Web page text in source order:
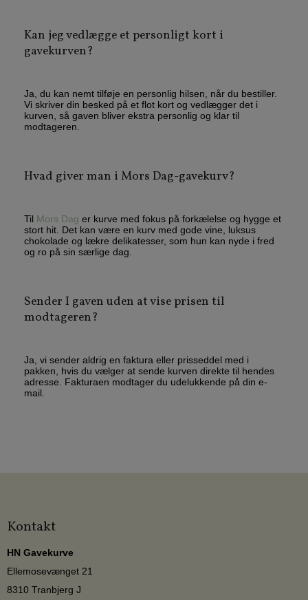
Kan jeg vedlægge et personligt kort i
gavekurven?
Ja, du kan nemt tilføje en personlig hilsen, når du bestiller.
Vi skriver din besked på et flot kort og vedlægger det i
kurven, så gaven bliver ekstra personlig og klar til
modtageren.
Hvad giver man i Mors Dag-gavekurv?
Til Mors Dag er kurve med fokus på forkælelse og hygge et
stort hit. Det kan være en kurv med gode vine, luksus
chokolade og lækre delikatesser, som hun kan nyde i fred
og ro på sin særlige dag.
Sender I gaven uden at vise prisen til
modtageren?
Ja, vi sender aldrig en faktura eller prisseddel med i
pakken, hvis du vælger at sende kurven direkte til hendes
adresse. Fakturaen modtager du udelukkende på din e-
mail.
Kontakt
HN Gavekurve
Ellemosevænget 21
8310 Tranbjerg J